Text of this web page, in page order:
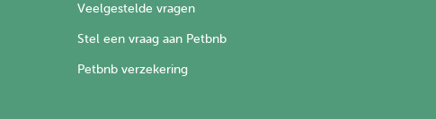
Veelgestelde vragen
Stel een vraag aan Petbnb
Petbnb verzekering